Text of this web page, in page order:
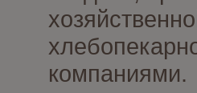
компаниями.